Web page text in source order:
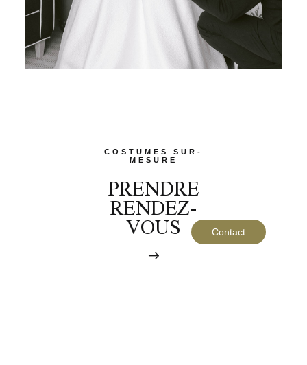
Contact
COSTUMES SUR-
MESURE
PRENDRE
RENDEZ-
VOUS